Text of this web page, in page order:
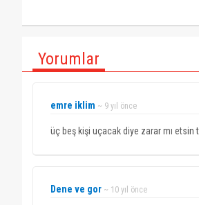
Yorumlar
emre iklim ~ 9 yıl önce
üç beş kişi uçacak diye zarar mı etsin
Dene ve gor ~ 10 yıl önce